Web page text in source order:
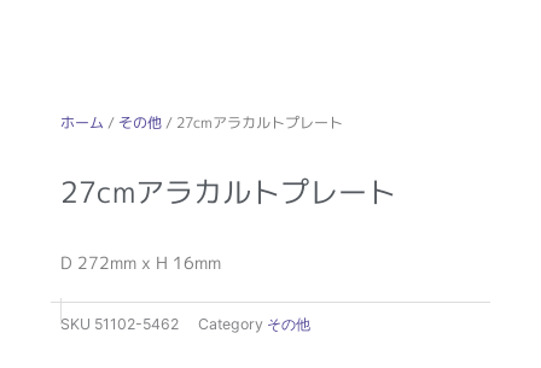
ホーム / その他/ 27cmアラカルトプレート
27cmアラカルトプレート
D 272mm x H 16mm
SKU 51102-5462 Category その他